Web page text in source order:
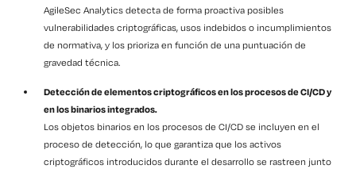
AgileSec Analytics detecta de forma proactiva posibles
vulnerabilidades criptográficas, usos indebidos o incumplimientos
de normativa, y los prioriza en función de una puntuación de
gravedad técnica.
Detección de elementos criptográficos en los procesos de CI/CD y
en los binarios integrados.
Los objetos binarios en los procesos de CI/CD se incluyen en el
proceso de detección, lo que garantiza que los activos
criptográficos introducidos durante el desarrollo se rastreen junto